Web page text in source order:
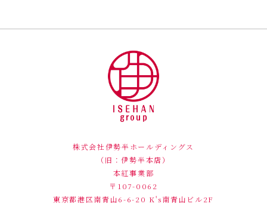
株式会社伊勢半ホールディングス
（旧：伊勢半本店）
本紅事業部
〒107-0062
東京都港区南青山6-6-20 K's南青山ビル2F